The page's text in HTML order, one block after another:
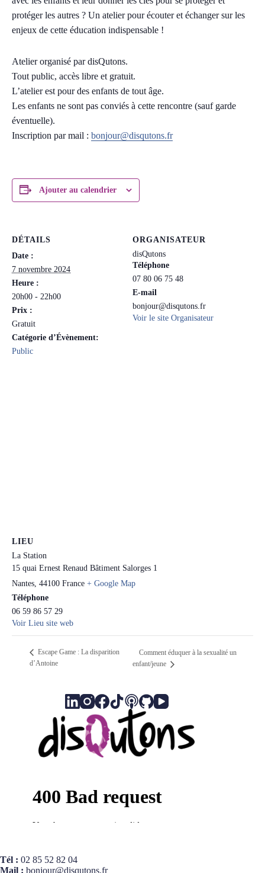
protéger les autres ? Un atelier pour écouter et échanger sur les
enjeux de cette éducation indispensable !
Atelier organisé par disQutons.
Tout public, accès libre et gratuit.
L’atelier est pour des enfants de tout âge.
Les enfants ne sont pas conviés à cette rencontre (sauf garde
éventuelle).
Inscription par mail : bonjour@disqutons.fr
Ajouter au calendrier
DÉTAILS
Date :
7 novembre 2024
Heure :
20h00 - 22h00
Prix :
Gratuit
Catégorie d’Évènement:
Public
ORGANISATEUR
disQutons
Téléphone
07 80 06 75 48
E-mail
bonjour@disqutons.fr
Voir le site Organisateur
LIEU
La Station
15 quai Ernest Renaud Bâtiment Salorges 1
Nantes 44100 France + Google Map
Téléphone
06 59 86 57 29
Voir Lieu site web
Escape Game : La disparition
d’Antoine
Comment éduquer à la sexualité un
enfant/jeune
Tél : 02 85 52 82 04
Mail : bonjour@disqutons.fr